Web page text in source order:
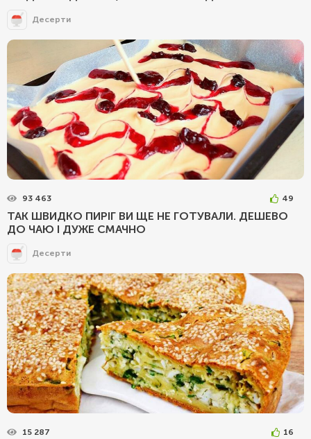
Десерти
93 463 49
ТАК ШВИДКО ПИРІГ ВИ ЩЕ НЕ ГОТУВАЛИ. ДЕШЕВО
ДО ЧАЮ І ДУЖЕ СМАЧНО
Десерти
15 287 16